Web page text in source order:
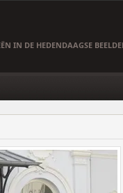
IN DE HEDENDAAGSE